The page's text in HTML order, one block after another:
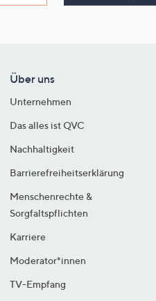
Über uns
Unternehmen
Das alles ist QVC
Nachhaltigkeit
Barrierefreiheitserklärung
Menschenrechte &
Sorgfaltspflichten
Karriere
Moderator*innen
TV-Empfang